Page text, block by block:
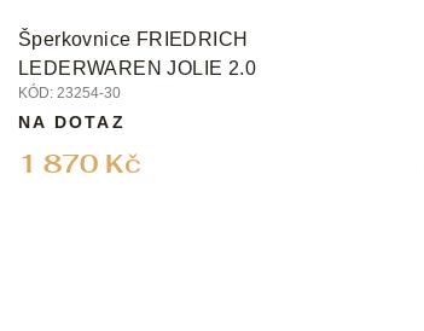
Šperkovnice FRIEDRICH
LEDERWAREN JOLIE 2.0
KÓD: 23254-30
1 870 Kč
NA DOTAZ